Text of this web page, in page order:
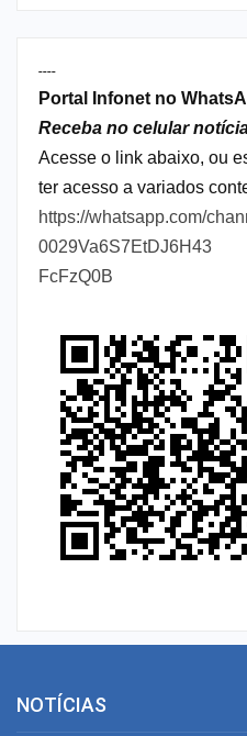
----
Portal Infonet no
Receba no celular
Acesse o link abaixo, ou
ter acesso a variados
https://whatsapp.com/
0029Va6S7EtDJ6H43
FcFzQ0B
NOTÍCIAS